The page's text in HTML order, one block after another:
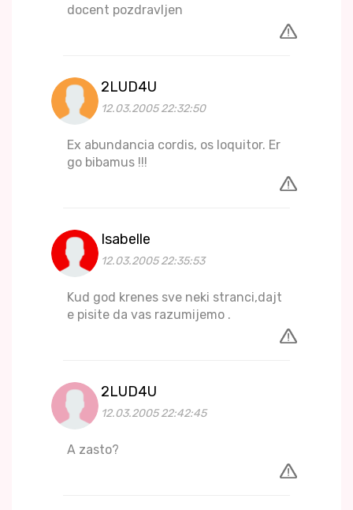
docent pozdravljen
2LUD4U
12.03.2005 22:32:50
Ex abundancia cordis, os loquitor. Er
go bibamus !!!
Isabelle
12.03.2005 22:35:53
Kud god krenes sve neki stranci,dajt
e pisite da vas razumijemo .
2LUD4U
12.03.2005 22:42:45
A zasto?